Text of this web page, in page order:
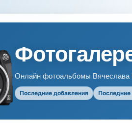
Онлайн фотоальбомы Вячеслава
Последние добавления